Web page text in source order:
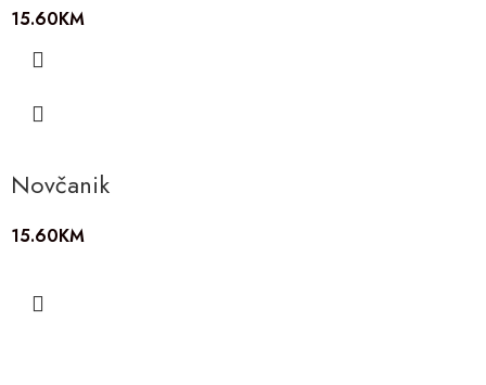
15.60KM
Novčanik
15.60KM